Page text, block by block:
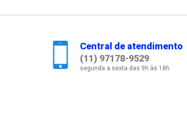
Central de atendimento
(11) 97178-9529
segunda a sexta das 9h às 18h